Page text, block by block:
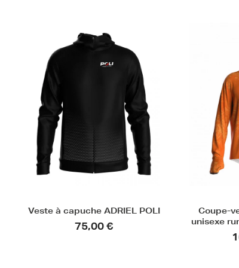
Veste à capuche ADRIEL POLI
75,00 €
Coupe-
unisexe